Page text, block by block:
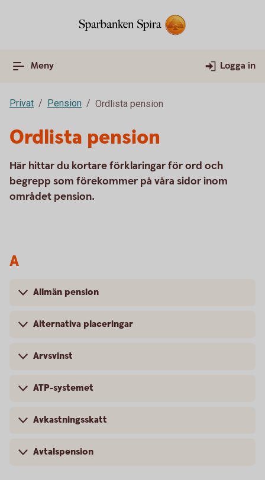
Meny Logga in
Privat Pension Ordlista pension
Ordlista pension
Här hittar du kortare förklaringar för ord och
begrepp som förekommer på våra sidor inom
området pension.
A
Allmän pension
Alternativa placeringar
Arvsvinst
ATP-systemet
Avkastningsskatt
Avtalspension